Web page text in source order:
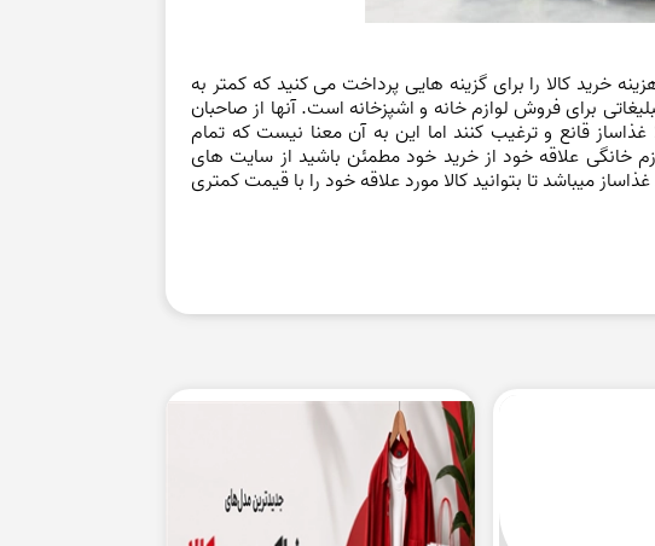
کالا را برای گزینه هایی پرداخت می کنید که کمتر به
برای فروش لوازم خانه و اشپزخانه است. آنها از صاحبان
قانع و ترغیب کنند اما این به آن معنا نیست که تمام
خانگی علاقه خود از خرید خود مطمئن باشید از سایت های
غذاساز میباشد تا بتوانید کالا مورد علاقه خود را با قیمت کمتری